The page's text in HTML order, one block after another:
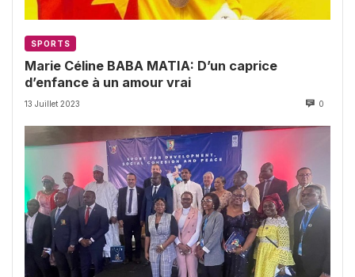
SPORTS
Marie Céline BABA MATIA: D’un caprice
d’enfance à un amour vrai
13 Juillet 2023 0